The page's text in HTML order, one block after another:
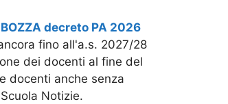
decreto PA 2026
fino all'a.s. 2027/28
dei docenti al fine del
docenti anche senza
Notizie.